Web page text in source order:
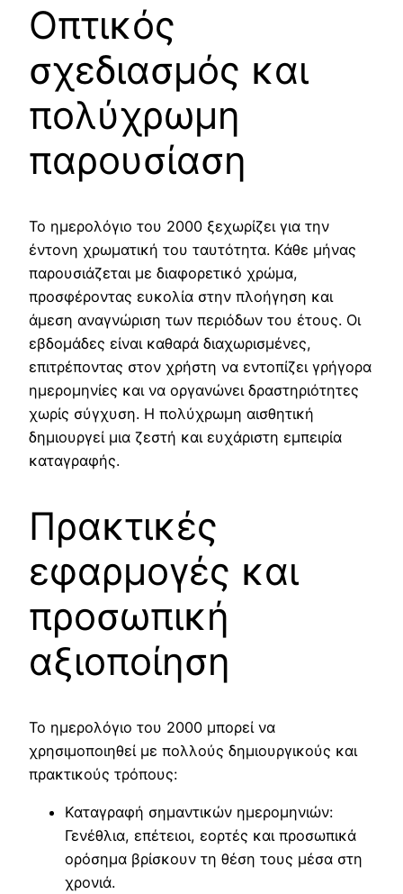
Οπτικός
σχεδιασμός και
πολύχρωμη
παρουσίαση
Το ημερολόγιο του 2000 ξεχωρίζει για την
έντονη χρωματική του ταυτότητα. Κάθε μήνας
παρουσιάζεται με διαφορετικό χρώμα,
προσφέροντας ευκολία στην πλοήγηση και
άμεση αναγνώριση των περιόδων του έτους. Οι
εβδομάδες είναι καθαρά διαχωρισμένες,
επιτρέποντας στον χρήστη να εντοπίζει γρήγορα
ημερομηνίες και να οργανώνει δραστηριότητες
χωρίς σύγχυση. Η πολύχρωμη αισθητική
δημιουργεί μια ζεστή και ευχάριστη εμπειρία
καταγραφής.
Πρακτικές
εφαρμογές και
προσωπική
αξιοποίηση
Το ημερολόγιο του 2000 μπορεί να
χρησιμοποιηθεί με πολλούς δημιουργικούς και
πρακτικούς τρόπους:
Καταγραφή σημαντικών ημερομηνιών:
Γενέθλια, επέτειοι, εορτές και προσωπικά
ορόσημα βρίσκουν τη θέση τους μέσα στη
χρονιά.